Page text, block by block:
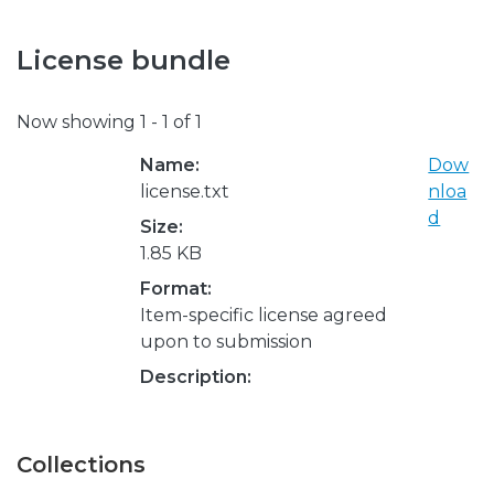
License bundle
Now showing 1 - 1 of 1
Name:
license.txt
Size:
1.85 KB
Format:
Item-specific license agreed
upon to submission
Description:
Dow
nloa
d
Collections